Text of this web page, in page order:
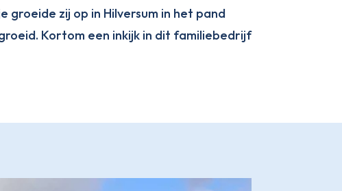
zij op in Hilversum in het pand
Kortom een inkijk in dit familiebedrijf